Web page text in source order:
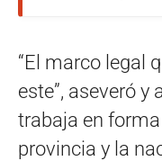
“El marco legal
este”, aseveró y
trabaja en
provincia y la